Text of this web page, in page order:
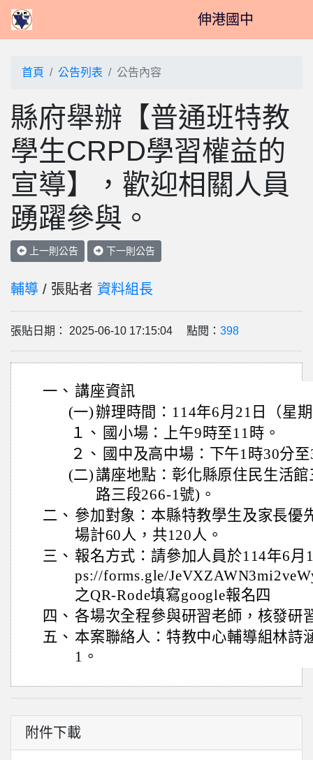
伸港國中
首頁 公告列表 公告內容
縣府舉辦【普通班特教
學生CRPD學習權益的
宣導】，歡迎相關人員
踴躍參與。
上一則公告 下一則公告
輔導 / 張貼者 資料組長
張貼日期： 2025-06-10 17:15:04 點閱： 398
一、 講座資訊
(一)辦理時間：114年6月21日（星
１、 國小場：上午9時至11時。
２、 國中及高中場：下午1時30分
(二)講座地點：彰化縣原住民生活
路三段266-1號)。
二、 參加對象：本縣特教學生及家長優
場計60人，共120人。
三、 報名方式：請參加人員於114年6
ps://forms.gle/
之QR-Rode填寫google報名四
四、 各場次全程參與研習老師，核發研
五、 本案聯絡人：特教中心輔導組林詩
1。
附件下載